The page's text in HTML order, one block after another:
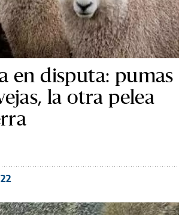
en disputa: pumas
la otra pelea